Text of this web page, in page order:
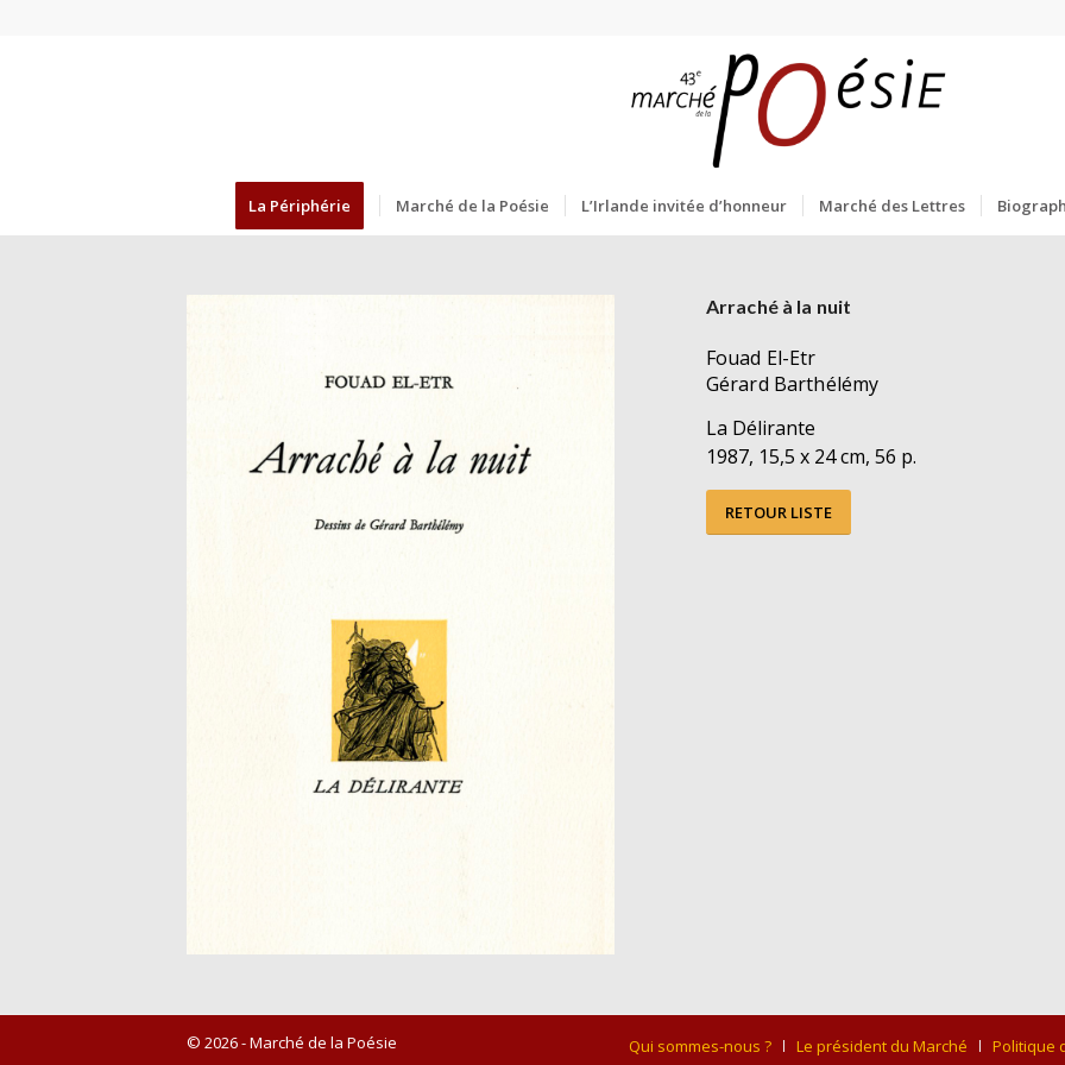
La Périphérie Marché de la Poésie L’Irlande invitée d’honneur Marché des Lettres
Arraché à la nuit
Fouad El-Etr
Gérard Barthélémy
La Délirante
1987, 15,5 x 24 cm, 56 p.
RETOUR LISTE
© 2026 - Marché de la Poésie Qui sommes-nous ? Le président du Marché Politique